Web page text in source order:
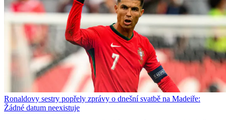
Ronaldovy sestry popřely zprávy o dnešní svatbě na Madeiře:
Žádné datum neexistuje